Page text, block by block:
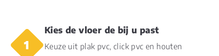
Dikte toplaag
(mm)
0.55
Kies de vloer de bij u past
Keuze uit plak pvc, click pvc en houten